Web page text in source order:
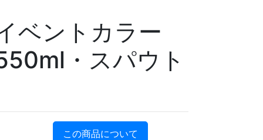
ベントカラー
・スパウト
この商品について